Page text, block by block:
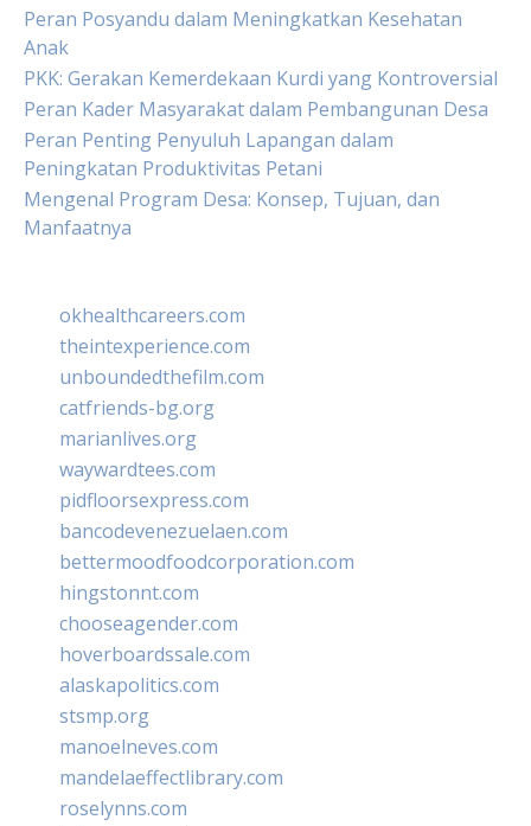
Peran Posyandu dalam Meningkatkan Kesehatan
Anak
PKK: Gerakan Kemerdekaan Kurdi yang Kontroversial
Peran Kader Masyarakat dalam Pembangunan Desa
Peran Penting Penyuluh Lapangan dalam
Peningkatan Produktivitas Petani
Mengenal Program Desa: Konsep, Tujuan, dan
Manfaatnya
okhealthcareers.com
theintexperience.com
unboundedthefilm.com
catfriends-bg.org
marianlives.org
waywardtees.com
pidfloorsexpress.com
bancodevenezuelaen.com
bettermoodfoodcorporation.com
hingstonnt.com
chooseagender.com
hoverboardssale.com
alaskapolitics.com
stsmp.org
manoelneves.com
mandelaeffectlibrary.com
roselynns.com